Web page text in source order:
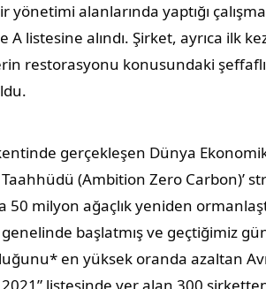
yönetimi alanlarında yaptığı
listesine alındı. Şirket, ayrıca ilk
restorasyonu konusundaki
gerçekleşen Dünya Ekonomik
Taahhüdü (Ambition Zero Carbon)’
milyon ağaçlık yeniden
başlatmış ve geçtiğimiz
en yüksek oranda azaltan